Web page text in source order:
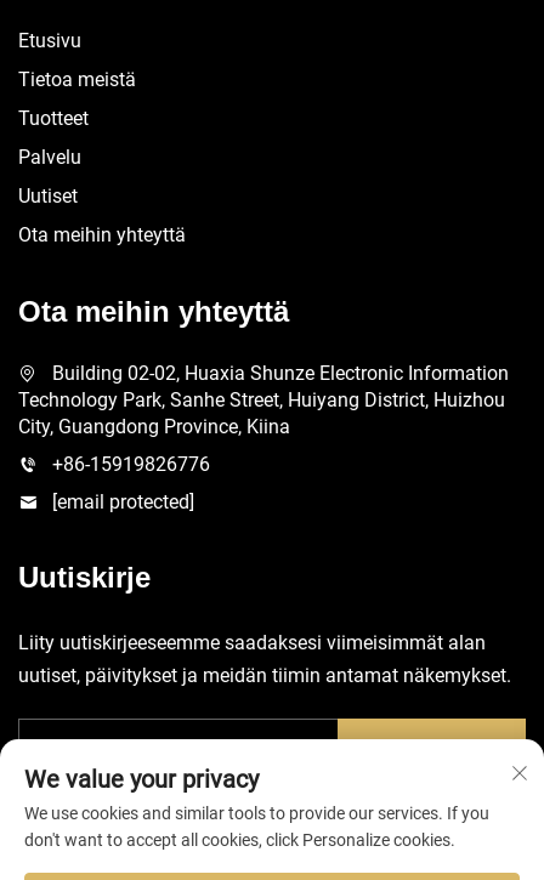
Etusivu
Tietoa meistä
Tuotteet
Palvelu
Uutiset
Ota meihin yhteyttä
Ota meihin yhteyttä
Building 02-02, Huaxia Shunze Electronic Information
Technology Park, Sanhe Street, Huiyang District, Huizhou
City, Guangdong Province, Kiina
+86-15919826776
[email protected]
Uutiskirje
Liity uutiskirjeeseemme saadaksesi viimeisimmät alan
uutiset, päivitykset ja meidän tiimin antamat näkemykset.
We value your privacy
We use cookies and similar tools to provide our services. If you
don't want to accept all cookies, click Personalize cookies.